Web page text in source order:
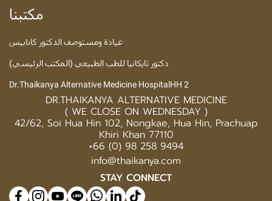
مكتبنا
عيادة ومستوصف الدكتور كانابيس
دكتور ثايكانيا للطب الطبيعي (المكتب الرئيسي)
Dr.Thaikanya Alternative Medicine HospitalHH 2
DR.THAIKANYA ALTERNATIVE MEDICINE
( WE CLOSE ON WEDNESDAY )
42/62, Soi Hua Hin 102, Nongkae, Hua Hin, Prachuap
Khiri Khan 77110
+66 (0) 98 258 9494
info@thaikanya.com
STAY CONNECT